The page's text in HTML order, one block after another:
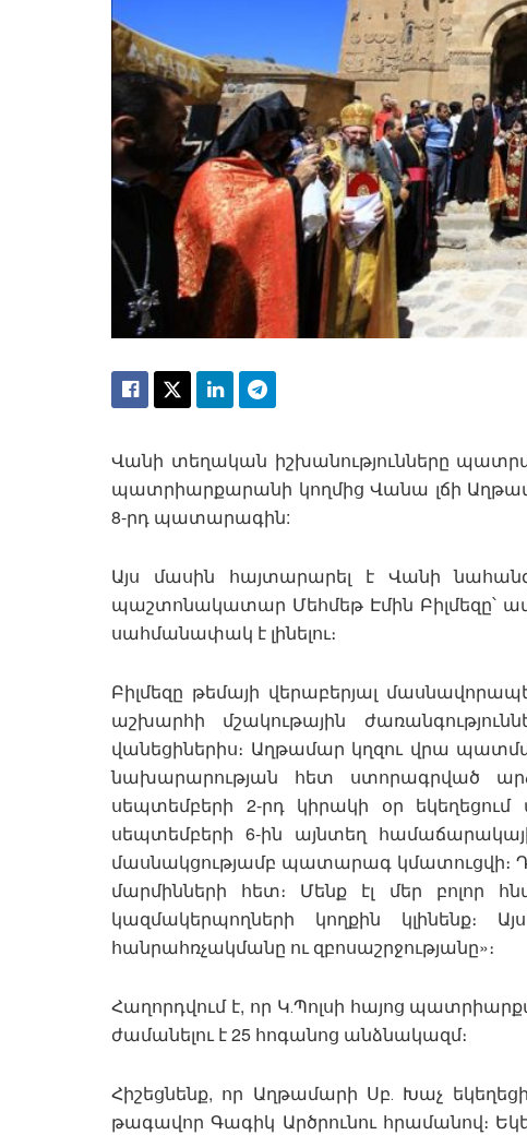
Վանի տեղական իշխանությունները
պատրիարքարանի կողմից Վանա լճի
8-րդ պատարագին:
Այս մասին հայտարարել է Վանի
պաշտոնակատար Մեհմեթ Էմին Բիլմեզը՝
սահմանափակ է լինելու։
Բիլմեզը թեմայի վերաբերյալ
աշխարհի մշակութային
վանեցիներիս։ Աղթամար կղզու վրա
նախարարության հետ ստորագրված
սեպտեմբերի 2-րդ կիրակի օր
սեպտեմբերի 6-ին այնտեղ
մասնակցությամբ պատարագ
մարմինների հետ։ Մենք էլ մեր բոլոր
կազմակերպողների կողքին
հանրահռչակմանը ու զբոսաշրջությանը»։
Հաղորդվում է, որ Կ․Պոլսի հայոց
ժամանելու է 25 հոգանոց անձնակազմ։
Հիշեցնենք, որ Աղթամարի Սբ․ Խաչ
թագավոր Գագիկ Արծրունու հրամանով։